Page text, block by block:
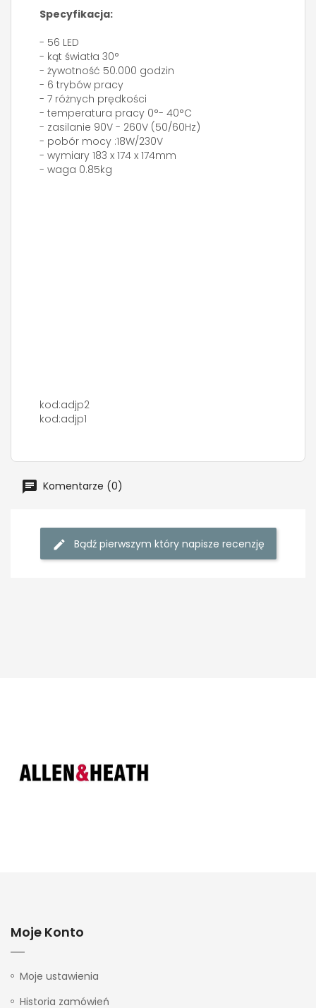
Specyfikacja:
- 56 LED
- kąt światła 30°
- żywotność 50.000 godzin
- 6 trybów pracy
- 7 różnych prędkości
- temperatura pracy 0°- 40°C
- zasilanie 90V - 260V (50/60Hz)
- pobór mocy :18W/230V
- wymiary 183 x 174 x 174mm
- waga 0.85kg
kod:adjp2
kod:adjp1
Komentarze (0)
Bądź pierwszym który napisze recenzję
Moje Konto
Moje ustawienia
Historia zamówień